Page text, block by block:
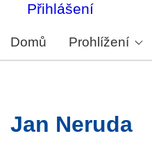
Přihlášení
Domů Prohlížení
Jan Neruda